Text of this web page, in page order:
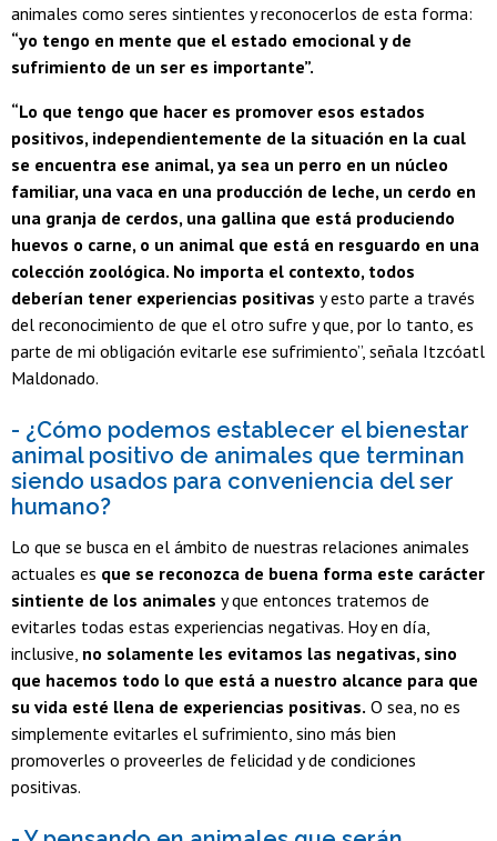
animales como seres sintientes y reconocerlos de esta forma:
“yo tengo en mente que el estado emocional y de
sufrimiento de un ser es importante”.
“Lo que tengo que hacer es promover esos estados
positivos, independientemente de la situación en la cual
se encuentra ese animal, ya sea un perro en un núcleo
familiar, una vaca en una producción de leche, un cerdo en
una granja de cerdos, una gallina que está produciendo
huevos o carne, o un animal que está en resguardo en una
colección zoológica. No importa el contexto, todos
deberían tener experiencias positivas y esto parte a través
del reconocimiento de que el otro sufre y que, por lo tanto, es
parte de mi obligación evitarle ese sufrimiento”, señala Itzcóatl
Maldonado.
- ¿Cómo podemos establecer el bienestar
animal positivo de animales que terminan
siendo usados para conveniencia del ser
humano?
Lo que se busca en el ámbito de nuestras relaciones animales
actuales es que se reconozca de buena forma este carácter
sintiente de los animales y que entonces tratemos de
evitarles todas estas experiencias negativas. Hoy en día,
inclusive, no solamente les evitamos las negativas, sino
que hacemos todo lo que está a nuestro alcance para que
su vida esté llena de experiencias positivas. O sea, no es
simplemente evitarles el sufrimiento, sino más bien
promoverles o proveerles de felicidad y de condiciones
positivas.